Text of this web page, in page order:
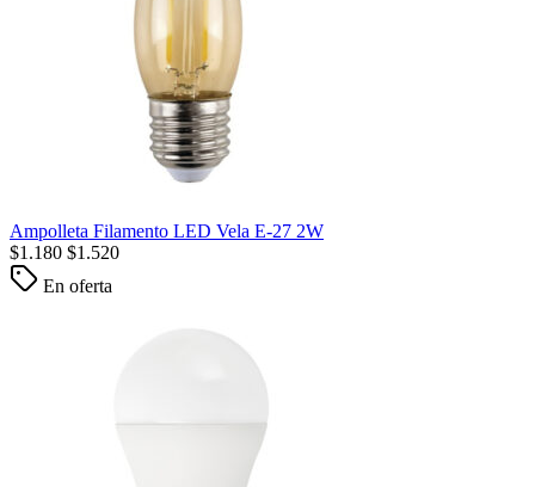
Ampolleta Filamento LED Vela E-27 2W
$1.180 $1.520
En oferta